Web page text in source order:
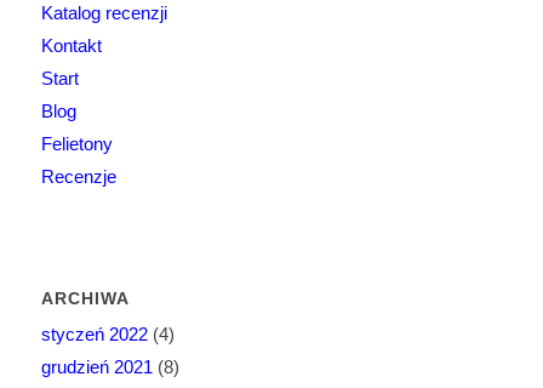
Katalog recenzji
Kontakt
Start
Blog
Felietony
Recenzje
ARCHIWA
styczeń 2022(4)
grudzień 2021 (8)